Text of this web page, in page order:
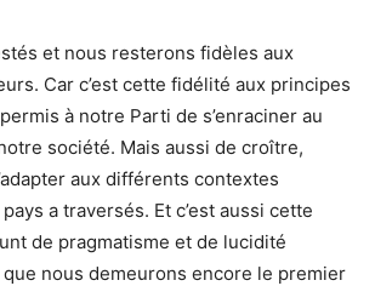
et nous resterons fidèles aux
Car c’est cette fidélité aux principes
à notre Parti de s’enraciner au
société. Mais aussi de croître,
aux différents contextes
a traversés. Et c’est aussi cette
de pragmatisme et de lucidité
nous demeurons encore le premier